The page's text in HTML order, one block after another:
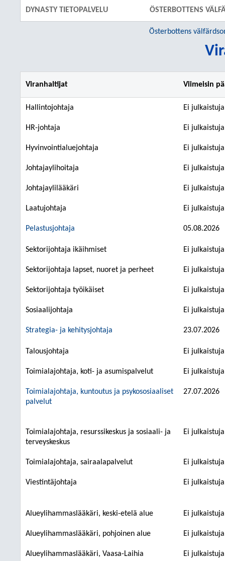
DYNASTY TIETOPALVELU ÖSTERBOTTENS
Österbottens
Viranhaltijat Viimeisin
Hallintojohtaja Ei
HR-johtaja Ei
Hyvinvointialuejohtaja Ei
Johtajaylihoitaja Ei
Johtajaylilääkäri Ei
Laatujohtaja Ei
Pelastusjohtaja 05.08.2026
Sektorijohtaja ikäihmiset Ei
Sektorijohtaja lapset, nuoret ja perheet Ei
Sektorijohtaja työikäiset Ei
Sosiaalijohtaja Ei
Strategia- ja kehitysjohtaja 23.07.2026
Talousjohtaja Ei
Toimialajohtaja, koti- ja asumispalvelut Ei
Toimialajohtaja, kuntoutus ja psykososiaaliset
palvelut
27.07.2026
Toimialajohtaja, resurssikeskus ja sosiaali- ja
terveyskeskus
Ei
Toimialajohtaja, sairaalapalvelut Ei
Viestintäjohtaja Ei
Alueylihammaslääkäri, keski-etelä alue Ei
Alueylihammaslääkäri, pohjoinen alue Ei
Alueylihammaslääkäri, Vaasa-Laihia Ei